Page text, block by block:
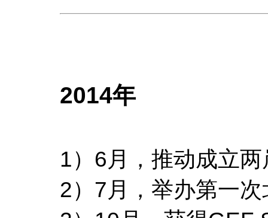
2014年
1）6月，推动成立
2）7月，举办第一